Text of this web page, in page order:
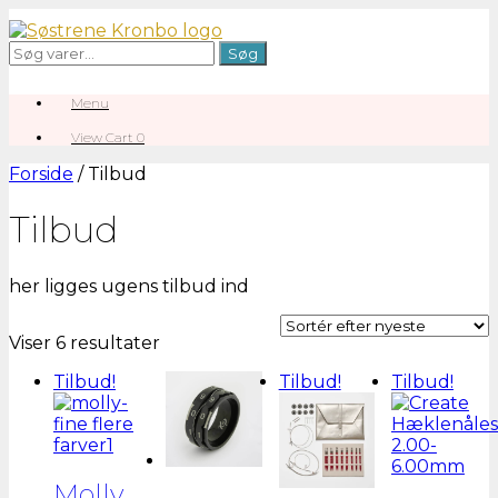
Gå
til
indhold
Søg
efter:
Søg
Menu
View
cart
View Cart 0
Forside / Tilbud
Tilbud
her ligges ugens tilbud ind
Viser 6 resultaterSorteret
seneste
Tilbud! Tilbud! Tilbud!